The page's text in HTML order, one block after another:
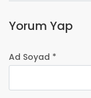
Yorum Yap
Ad Soyad *